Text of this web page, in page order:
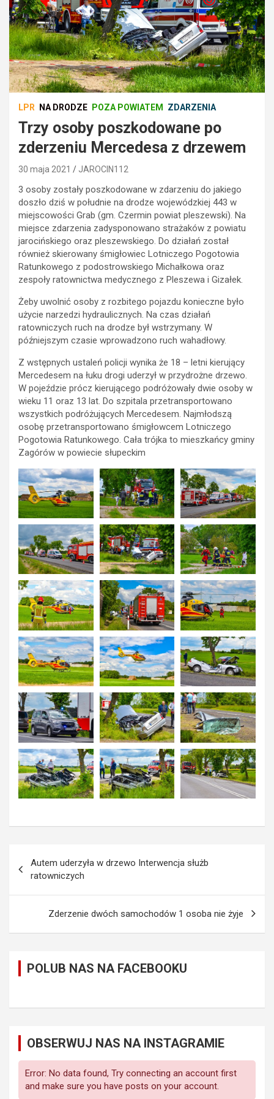
LPR NA DRODZE POZA POWIATEM ZDARZENIA
Trzy osoby poszkodowane po
zderzeniu Mercedesa z drzewem
30 maja 2021 JAROCIN112
3 osoby zostały poszkodowane w zdarzeniu do jakiego
doszło dziś w południe na drodze wojewódzkiej 443 w
miejscowości Grab (gm. Czermin powiat pleszewski). Na
miejsce zdarzenia zadysponowano strażaków z powiatu
jarocińskiego oraz pleszewskiego. Do działań został
również skierowany śmigłowiec Lotniczego Pogotowia
Ratunkowego z podostrowskiego Michałkowa oraz
zespoły ratownictwa medycznego z Pleszewa i Gizałek.
Żeby uwolnić osoby z rozbitego pojazdu konieczne było
użycie narzedzi hydraulicznych. Na czas działań
ratowniczych ruch na drodze był wstrzymany. W
późniejszym czasie wprowadzono ruch wahadłowy.
Z wstępnych ustaleń policji wynika że 18 – letni kierujący
Mercedesem na łuku drogi uderzył w przydrożne drzewo.
W pojeździe prócz kierującego podróżowały dwie osoby w
wieku 11 oraz 13 lat. Do szpitala przetransportowano
wszystkich podróżujących Mercedesem. Najmłodszą
osobę przetransportowano śmigłowcem Lotniczego
Pogotowia Ratunkowego. Cała trójka to mieszkańcy gminy
Zagórów w powiecie słupeckim
wpisu
Autem uderzyła w drzewo Interwencja służb
ratowniczych
Zderzenie dwóch samochodów 1 osoba nie żyje
POLUB NAS NA FACEBOOKU
OBSERWUJ NAS NA INSTAGRAMIE
Error: No data found, Try connecting an account first
and make sure you have posts on your account.